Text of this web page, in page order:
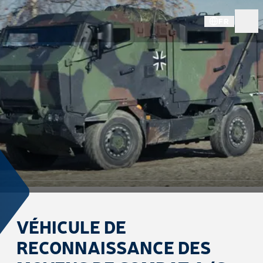
VÉHICULE DE
RECONNAISSANCE DES